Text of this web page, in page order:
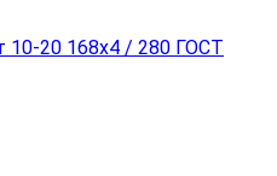
20 168x4 / 280 ГОСТ